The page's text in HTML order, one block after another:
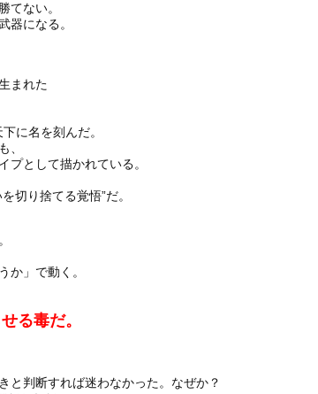
ない。
器になる。
まれた
に名を刻んだ。
、
プとして描かれている。
切り捨てる覚悟”だ。
か」で動く。
る毒だ。
と判断すれば迷わなかった。なぜか？